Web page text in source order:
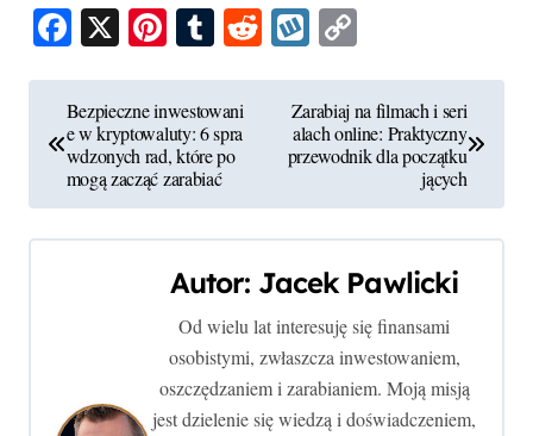
Facebook
X Pinterest
Tumblr
RedditWykop
a
w
i
Bezpieczne inwestowani
e w kryptowaluty: 6 spra
wdzonych rad, które po
mogą zacząć zarabiać
Zarabiaj na filmach i seri
alach online: Praktyczny
przewodnik dla początku
jących
Autor: Jacek Pawlicki
Od wielu lat interesuję się finansami
osobistymi, zwłaszcza inwestowaniem,
oszczędzaniem i zarabianiem. Moją misją
jest dzielenie się wiedzą i doświadczeniem,